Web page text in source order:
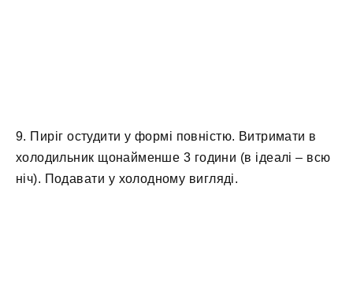
9. Пиріг остудити у формі повністю. Витримати в
холодильник щонайменше 3 години (в ідеалі – всю
ніч). Подавати у холодному вигляді.